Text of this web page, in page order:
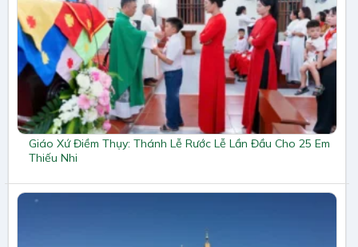
Giáo Xứ Điềm Thụy: Thánh Lễ Rước Lễ Lần Đầu Cho 25 Em
Thiếu Nhi